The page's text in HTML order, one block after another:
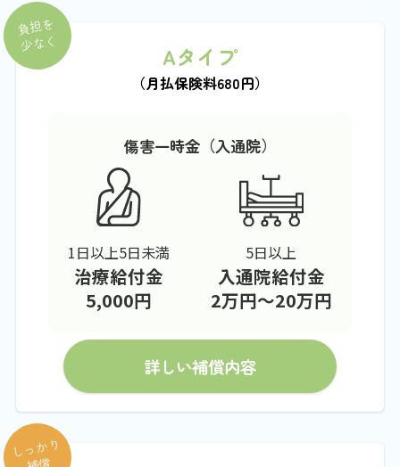
負担を
少なく Aタイプ
（月払保険料680円）
傷害一時金（入通院）
1日以上5日未満
治療給付金
5,000円
5日以上
入通院給付金
2万円～20万円
詳しい補償内容
しっかり